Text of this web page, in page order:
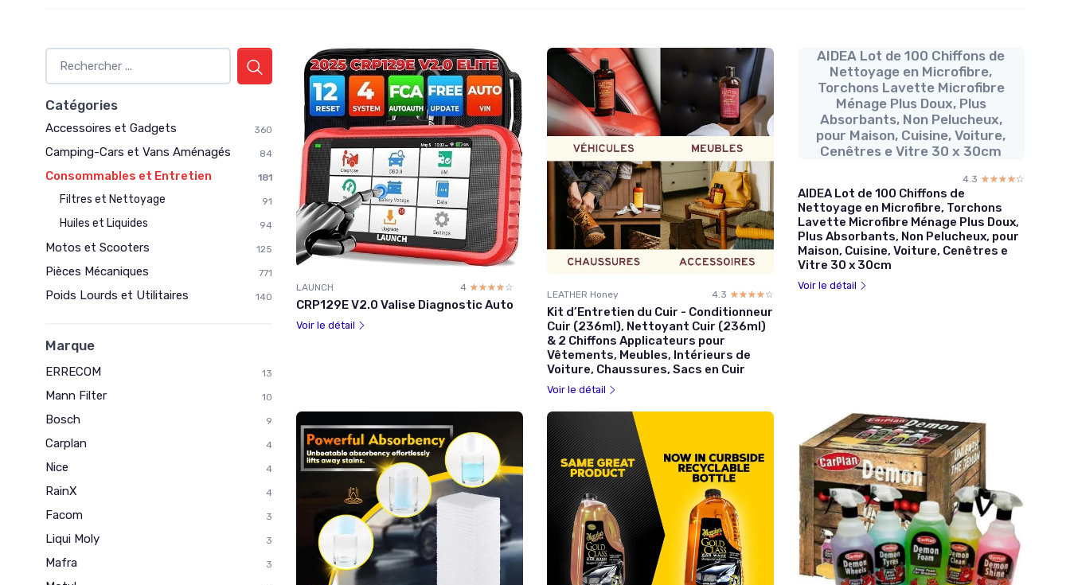
Catégories
Accessoires et Gadgets 360
Camping-Cars et Vans Aménagés 84
Consommables et Entretien 181
Filtres et Nettoyage 91
Huiles et Liquides 94
Motos et Scooters 125
Pièces Mécaniques 771
Poids Lourds et Utilitaires 140
Marque
ERRECOM 13
Mann Filter 10
Bosch 9
Carplan 4
Nice 4
RainX 4
Facom 3
Liqui Moly 3
Mafra 3
LAUNCH 4 ☆☆☆☆☆
★★★★★
CRP129E V2.0 Valise Diagnostic Auto
Voir le détail
LEATHER Honey 4.3 ☆☆☆☆☆
★★★★★
Kit d’Entretien du Cuir - Conditionneur
Cuir (236ml), Nettoyant Cuir (236ml)
& 2 Chiffons Applicateurs pour
Vêtements, Meubles, Intérieurs de
Voiture, Chaussures, Sacs en Cuir
Voir le détail
AIDEA Lot de 100 Chiffons de
Nettoyage en Microfibre,
Torchons Lavette Microfibre
Ménage Plus Doux, Plus
Absorbants, Non Pelucheux,
pour Maison, Cuisine, Voiture,
Cenêtres e Vitre 30 x 30cm
4.3 ☆☆☆☆☆
★★★★★
AIDEA Lot de 100 Chiffons de
Nettoyage en Microfibre, Torchons
Lavette Microfibre Ménage Plus Doux,
Plus Absorbants, Non Pelucheux, pour
Maison, Cuisine, Voiture, Cenêtres e
Vitre 30 x 30cm
Voir le détail